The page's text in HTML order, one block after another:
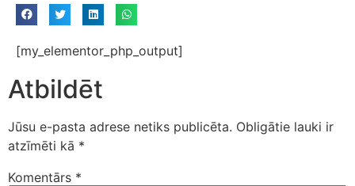
[my_elementor_php_output]
Atbildēt
Jūsu e-pasta adrese netiks publicēta. Obligātie lauki ir
atzīmēti kā *
Komentārs *